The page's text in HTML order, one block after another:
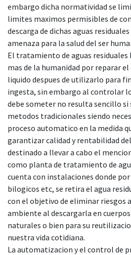
embargo dicha normatividad se
limites maximos permisibles de
descarga de dichas aguas
amenaza para la salud del ser
El tratamiento de aguas residuales
mas de la humanidad por reparar
liquido despues de utilizarlo para
ingesta, sin embargo al controlar
debe someter no resulta sencillo
metodos tradicionales siendo
proceso automatico en la medida
garantizar calidad y rentabilidad
destinado a llevar a cabo el
como planta de tratamiento de
cuenta con instalaciones donde
bilogicos etc, se retira el agua
con el objetivo de eliminar riesgos
ambiente al descargarla en
naturales o bien para su
nuestra vida cotidiana.
La automatizacion y el control de